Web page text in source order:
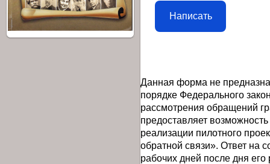
Написать
Данная форма не
порядке Федерального
рассмотрения обращений
предоставляет
реализации пилотного
обратной связи». Ответ на
рабочих дней после дня